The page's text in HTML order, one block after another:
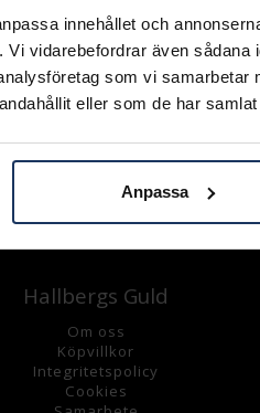
innehållet och
vidarebefordrar även sådana
som vi
eller som de har
Anpassa
Öppet
INFO
Andra köpte
Hallbergs Guld
Om oss
Köpvillkor
Integritetspolicy
Cookies